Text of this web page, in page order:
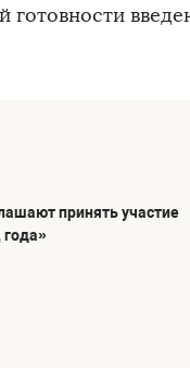
принять участие
года»